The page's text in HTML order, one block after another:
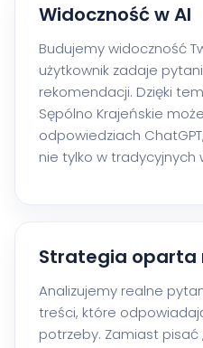
Widoczność w AI
Budujemy widoczność
użytkownik zadaje
rekomendacji. Dzięki
Sępólno Krajeńskie
odpowiedziach
nie tylko w tradycyjnych
Strategia oparta
Analizujemy realne
treści, które
potrzeby. Zamiast pisać